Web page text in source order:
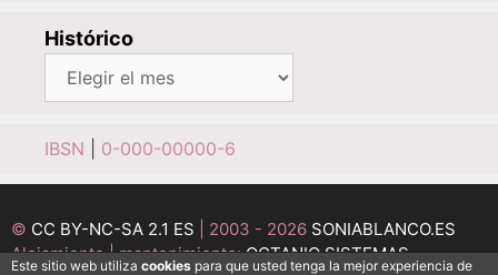
Histórico
Histórico
IBSN 0-000-00000-6
© CC BY-NC-SA 2.1 ES | 2003 - 2026 SONIABLANCO.ES
Alojamiento | mantenimiento:OCTANIO SISTEMAS
Este sitio web utiliza cookies para que usted tenga la mejor experiencia de